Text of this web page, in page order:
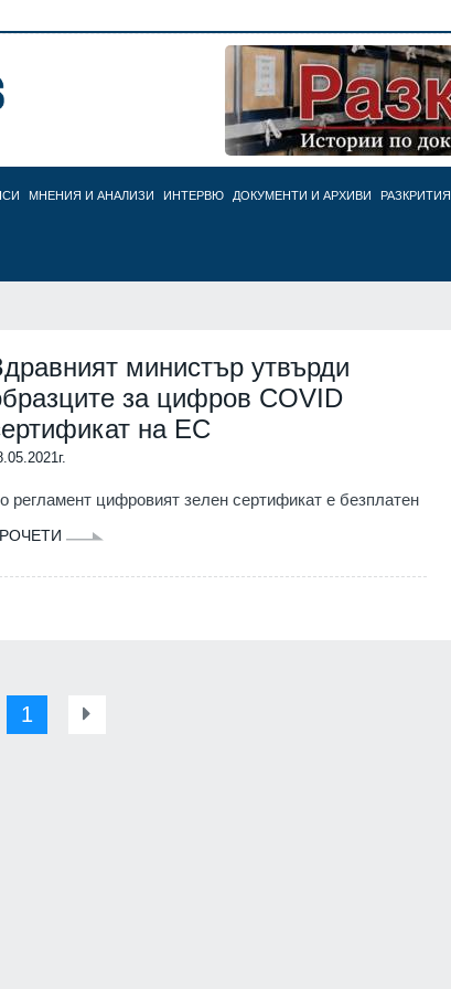
МНЕНИЯ И АНАЛИЗИ ИНТЕРВЮ ДОКУМЕНТИ И АРХИВИ РАЗКРИТИЯ
министър утвърди
за цифров COVID
на ЕС
регламент цифровият зелен сертификат е безплатен
1